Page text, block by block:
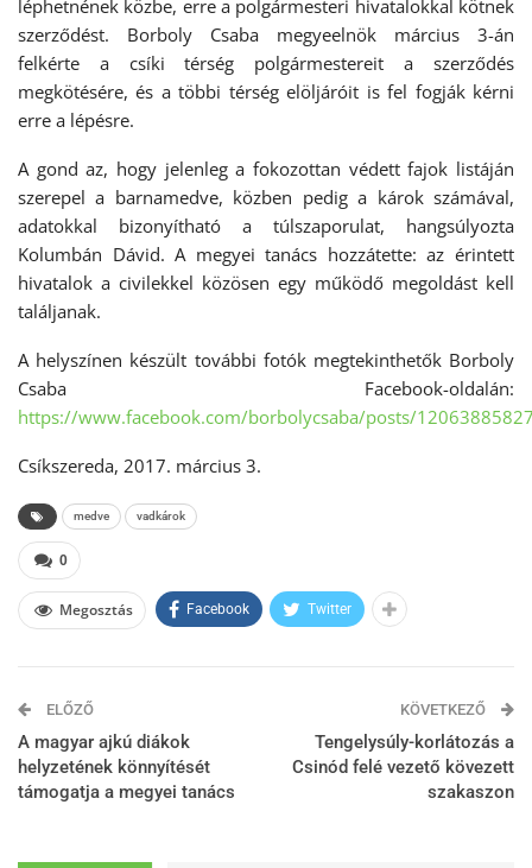
léphetnének közbe, erre a polgármesteri hivatalokkal kötnek
szerződést. Borboly Csaba megyeelnök március 3-án
felkérte a csíki térség polgármestereit a szerződés
megkötésére, és a többi térség elöljáróit is fel fogják kérni
erre a lépésre.
A gond az, hogy jelenleg a fokozottan védett fajok listáján
szerepel a barnamedve, közben pedig a károk számával,
adatokkal bizonyítható a túlszaporulat, hangsúlyozta
Kolumbán Dávid. A megyei tanács hozzátette: az érintett
hivatalok a civilekkel közösen egy működő megoldást kell
találjanak.
A helyszínen készült további fotók megtekinthetők Borboly
Csaba Facebook-oldalán:
https://www.facebook.com/borbolycsaba/posts/
Csíkszereda, 2017. március 3.
medve vadkárok
0
Megosztás Facebook Twitter
ELŐZŐ
A magyar ajkú diákok
helyzetének könnyítését
támogatja a megyei tanács
KÖVETKEZŐ
Tengelysúly-korlátozás a
Csinód felé vezető kövezett
szakaszon